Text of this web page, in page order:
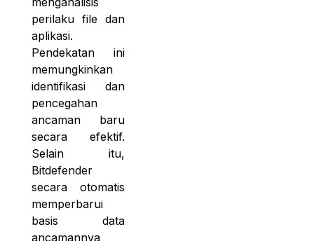
perilaku file dan
aplikasi.
Pendekatan ini
memungkinkan
identifikasi dan
pencegahan
ancaman baru
secara efektif.
Selain itu,
Bitdefender
secara otomatis
memperbarui
basis data
ancamannya